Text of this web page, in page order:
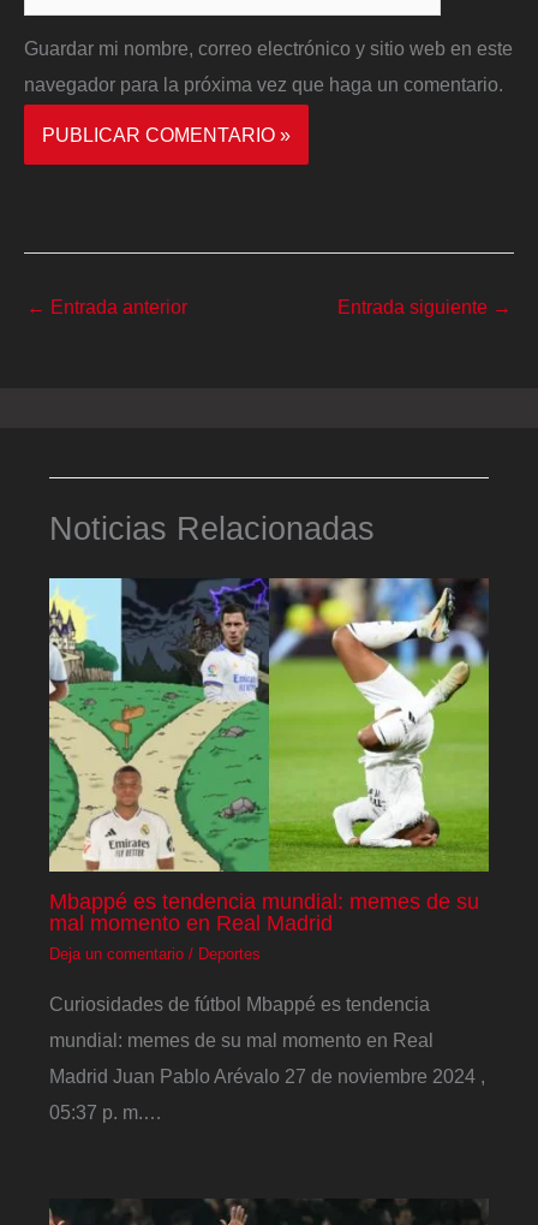
Guardar mi nombre, correo electrónico y sitio web en este
navegador para la próxima vez que haga un comentario.
← Entrada anterior Entrada siguiente →
Noticias Relacionadas
Mbappé es tendencia mundial: memes de su
mal momento en Real Madrid
Deja un comentario / Deportes
Curiosidades de fútbol Mbappé es tendencia
mundial: memes de su mal momento en Real
Madrid Juan Pablo Arévalo 27 de noviembre 2024 ,
05:37 p. m.…